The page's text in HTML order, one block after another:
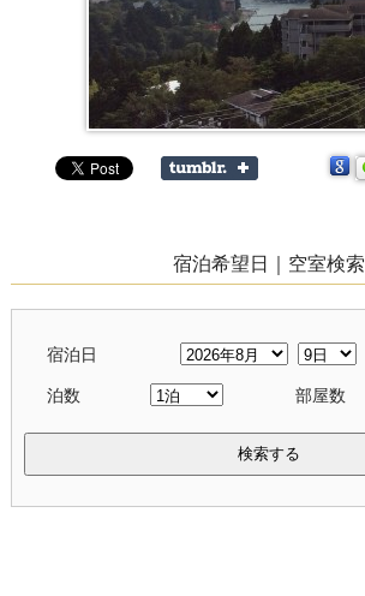
宿泊希望日｜空室検索
宿泊日
泊数 部屋数
検索する